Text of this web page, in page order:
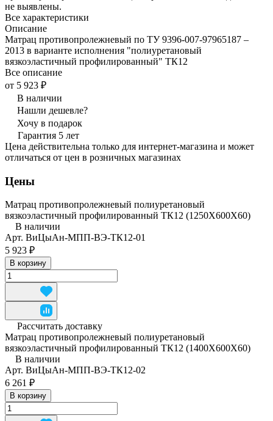
не выявлены.
Все характеристики
Описание
Матрац противопролежневый по ТУ 9396-007-97965187 –
2013 в варианте исполнения "полиуретановый
вязкоэластичный профилированный" ТК12
Все описание
от 5 923 ₽
В наличии
Нашли дешевле?
Хочу в подарок
Гарантия 5 лет
Цена действительна только для интернет-магазина и может
отличаться от цен в розничных магазинах
Цены
Матрац противопролежневый полиуретановый
вязкоэластичный профилированный ТК12 (1250Х600Х60)
В наличии
Арт. ВиЦыАн-МПП-ВЭ-ТК12-01
5 923 ₽
В корзину
Рассчитать доставку
Матрац противопролежневый полиуретановый
вязкоэластичный профилированный ТК12 (1400Х600Х60)
В наличии
Арт. ВиЦыАн-МПП-ВЭ-ТК12-02
6 261 ₽
В корзину